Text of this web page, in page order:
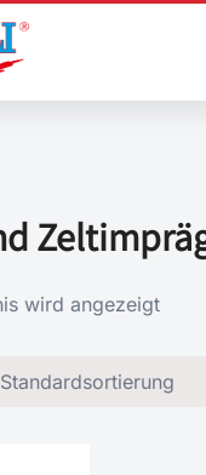
wird angezeigt